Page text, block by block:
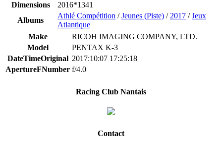
Dimensions
2016*1341
Albums
Athlé Compétition /Jeunes (Piste) / 2017 /Jeux
Atlantique
Make
RICOH IMAGING COMPANY, LTD.
Model
PENTAX K-3
DateTimeOriginal 2017:10:07 17:25:18
ApertureFNumber f/4.0
Racing Club Nantais
Contact